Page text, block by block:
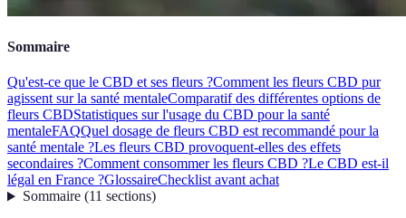
Sommaire
Qu'est-ce que le CBD et ses fleurs ?Comment les fleurs CBD pur
agissent sur la santé mentaleComparatif des différentes options de
fleurs CBDStatistiques sur l'usage du CBD pour la santé
mentaleFAQQuel dosage de fleurs CBD est recommandé pour la
santé mentale ?Les fleurs CBD provoquent-elles des effets
secondaires ?Comment consommer les fleurs CBD ?Le CBD est-il
légal en France ?GlossaireChecklist avant achat
Sommaire(11 sections)